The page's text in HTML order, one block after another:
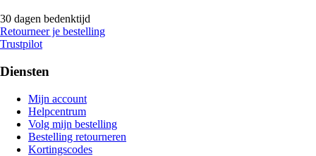
30 dagen bedenktijd
Retourneer je bestelling
Trustpilot
Diensten
Mijn account
Helpcentrum
Volg mijn bestelling
Bestelling retourneren
Kortingscodes